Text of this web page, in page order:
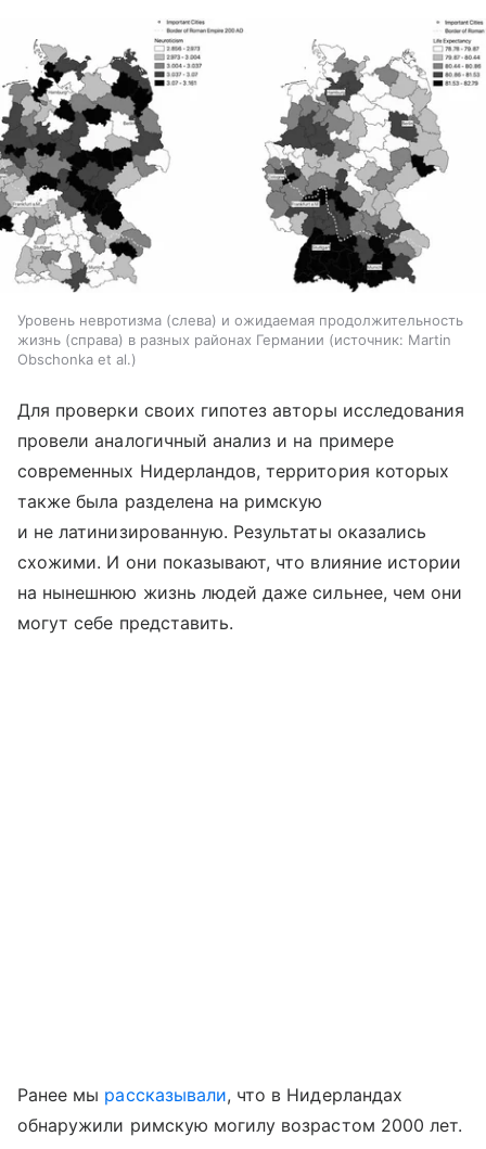
Уровень невротизма (слева) и ожидаемая продолжительность
жизнь (справа) в разных районах Германии
источник: Martin
Obschonka et al.
Для проверки своих гипотез авторы исследования
провели аналогичный анализ и на примере
современных Нидерландов, территория которых
также была разделена на римскую
и не латинизированную. Результаты оказались
схожими. И они показывают, что влияние истории
на нынешнюю жизнь людей даже сильнее, чем они
могут себе представить.
Ранее мы рассказывали, что в Нидерландах
обнаружили римскую могилу возрастом 2000 лет.